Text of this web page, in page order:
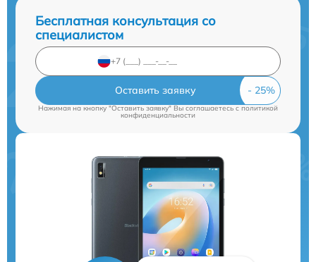
Бесплатная консультация со
специалистом
Оставить заявку
Нажимая на кнопку "Оставить заявку" Вы соглашаетесь cполитикой
конфиденциальности